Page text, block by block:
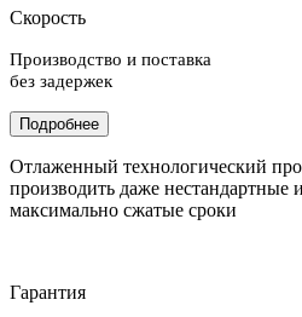
Скорость
Производство и поставка
без задержек
Подробнее
Отлаженный технологический
производить даже нестандартные
максимально сжатые сроки
Гарантия